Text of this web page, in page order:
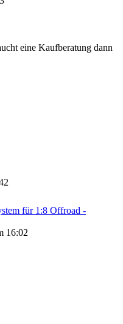
eine Kaufberatung dann
für 1:8 Offroad -
16:02